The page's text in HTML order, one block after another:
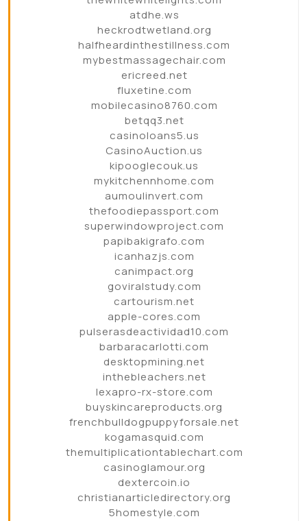
atdhe.ws
heckrodtwetland.org
halfheardinthestillness.com
mybestmassagechair.com
ericreed.net
fluxetine.com
mobilecasino8760.com
betqq3.net
casinoloans5.us
CasinoAuction.us
kipooglecouk.us
mykitchennhome.com
aumoulinvert.com
thefoodiepassport.com
superwindowproject.com
papibakigrafo.com
icanhazjs.com
canimpact.org
goviralstudy.com
cartourism.net
apple-cores.com
pulserasdeactividad10.com
barbaracarlotti.com
desktopmining.net
inthebleachers.net
lexapro-rx-store.com
buyskincareproducts.org
frenchbulldogpuppyforsale.net
kogamasquid.com
themultiplicationtablechart.com
casinoglamour.org
dextercoin.io
christianarticledirectory.org
5homestyle.com